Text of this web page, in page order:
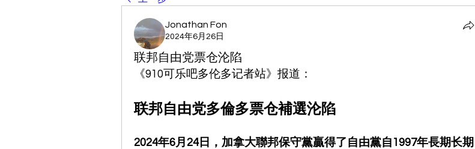
Jonathan Fon
2024年6月26日
联邦自由党票仓沦陷
《910可乐吧多伦多记者站》报道：
联邦自由党多倫多票仓補選沦陷
2024年6月24日，加拿大聯邦保守黨贏得了自由黨自1997年長期长期